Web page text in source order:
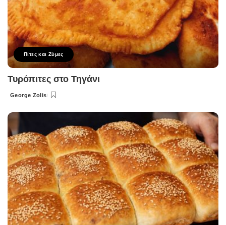
Πίτες και Ζύμες
Τυρόπιτες στο Τηγάνι
Posted
George Zolis